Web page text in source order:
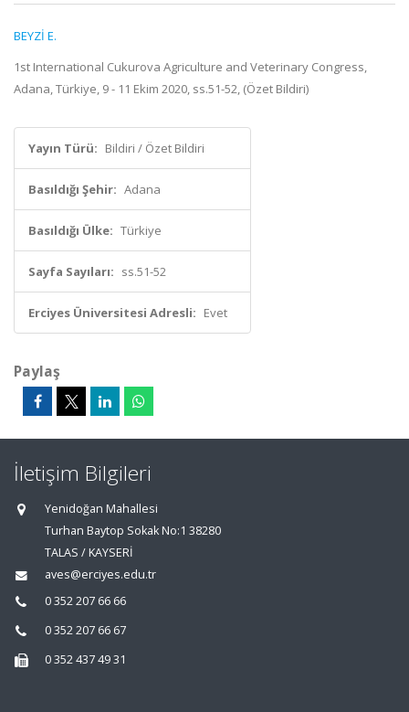
BEYZİ E.
1st International Cukurova Agriculture and Veterinary Congress,
Adana, Türkiye, 9 - 11 Ekim 2020, ss.51-52, (Özet Bildiri)
Yayın Türü: Bildiri / Özet Bildiri
Basıldığı Şehir: Adana
Basıldığı Ülke: Türkiye
Sayfa Sayıları: ss.51-52
Erciyes Üniversitesi Adresli: Evet
Paylaş
İletişim Bilgileri
Yenidoğan Mahallesi
Turhan Baytop Sokak No:1 38280
TALAS / KAYSERİ
aves@erciyes.edu.tr
0 352 207 66 66
0 352 207 66 67
0 352 437 49 31